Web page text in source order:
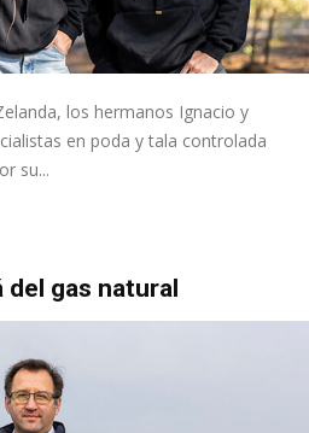
los hermanos Ignacio y
en poda y tala controlada
su...
del gas natural